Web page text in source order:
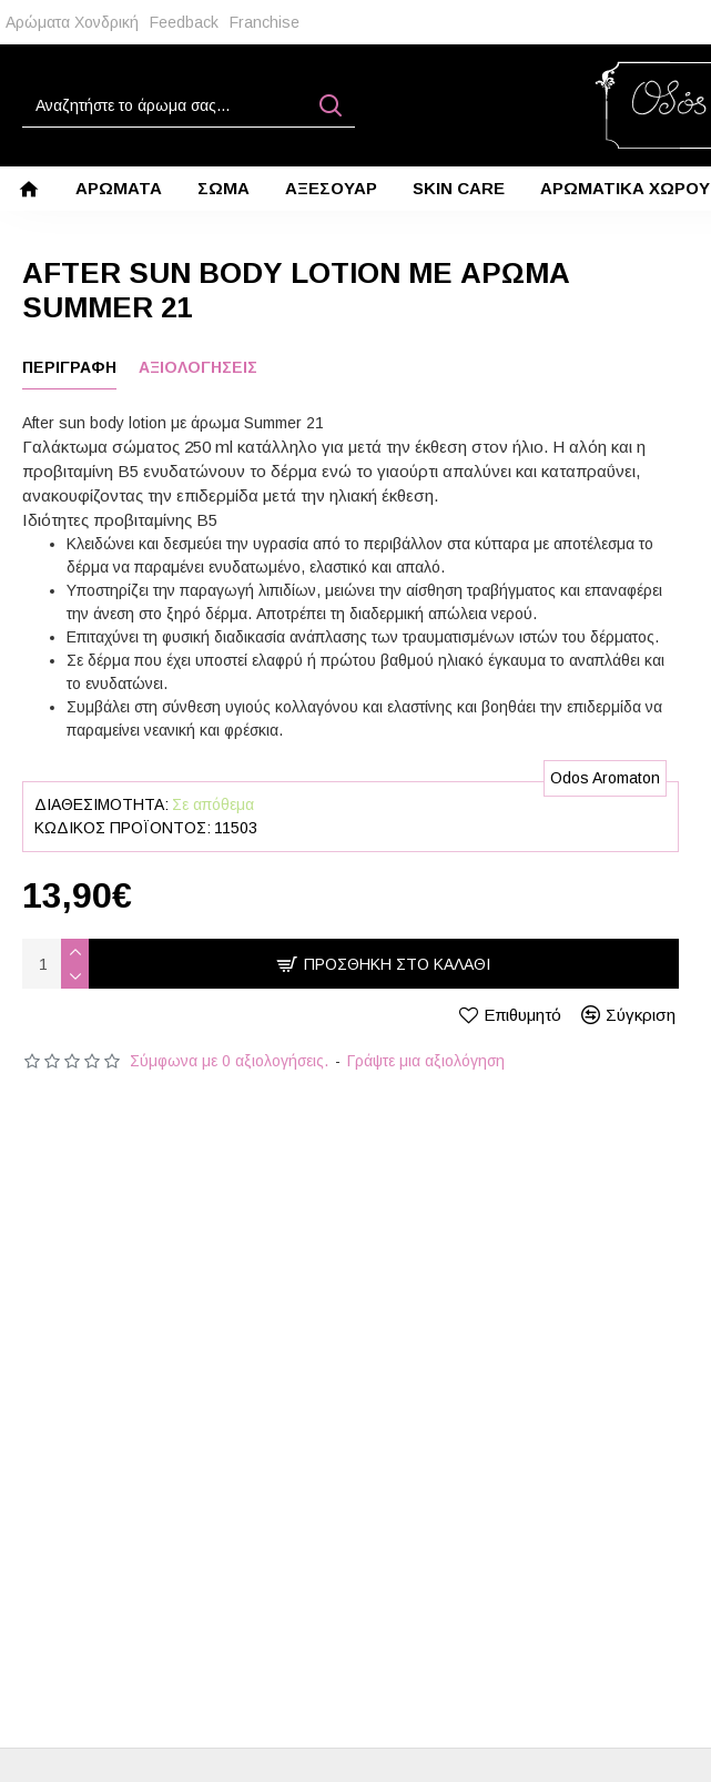
Αρώματα Χονδρική Feedback Franchise
ΑΡΩΜΑΤΑ ΣΩΜΑ ΑΞΕΣΟΥΑΡ SKIN CARE ΑΡΩΜΑΤΙΚΑ ΧΩΡΟΥ
AFTER SUN BODY LOTION ΜΕ ΆΡΩΜΑ
SUMMER 21
ΠΕΡΙΓΡΑΦΉ ΑΞΙΟΛΟΓΉΣΕΙΣ
After sun body lotion με άρωμα Summer 21
Γαλάκτωμα σώματος 250 ml κατάλληλο για μετά την έκθεση στον ήλιο. Η αλόη και η
προβιταμίνη Β5 ενυδατώνουν το δέρμα ενώ το γιαούρτι απαλύνει και καταπραΰνει,
ανακουφίζοντας την επιδερμίδα μετά την ηλιακή έκθεση.
Ιδιότητες προβιταμίνης Β5
Κλειδώνει και δεσμεύει την υγρασία από το περιβάλλον στα κύτταρα με αποτέλεσμα το
δέρμα να παραμένει ενυδατωμένο, ελαστικό και απαλό.
Υποστηρίζει την παραγωγή λιπιδίων, μειώνει την αίσθηση τραβήγματος και επαναφέρει
την άνεση στο ξηρό δέρμα. Αποτρέπει τη διαδερμική απώλεια νερού.
Επιταχύνει τη φυσική διαδικασία ανάπλασης των τραυματισμένων ιστών του δέρματος.
Σε δέρμα που έχει υποστεί ελαφρύ ή πρώτου βαθμού ηλιακό έγκαυμα το αναπλάθει και
το ενυδατώνει.
Συμβάλει στη σύνθεση υγιούς κολλαγόνου και ελαστίνης και βοηθάει την επιδερμίδα να
παραμείνει νεανική και φρέσκια.
ΔΙΑΘΕΣΙΜΌΤΗΤΑ: Σε απόθεμα
ΚΩΔΙΚΌΣ ΠΡΟΪΌΝΤΟΣ: 11503
Odos Aromaton
Σύμφωνα με 0 αξιολογήσεις. - Γράψτε μια αξιολόγηση
13,90€
ΠΡΟΣΘΉΚΗ ΣΤΟ ΚΑΛΆΘΙ
Επιθυμητό Σύγκριση